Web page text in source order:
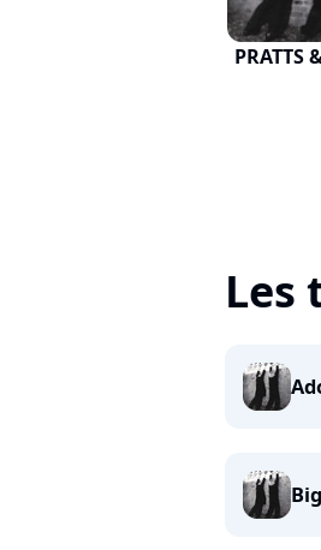
PRATTS
Les